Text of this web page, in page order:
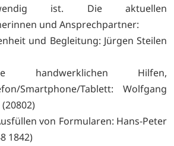
ist. Die aktuellen
und Ansprechpartner:
und Begleitung: Jürgen Steilen
handwerklichen Hilfen,
Smartphone/Tablett: Wolfgang
von Formularen: Hans-Peter
1842)